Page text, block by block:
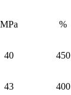
MPa %
40 450
43 400